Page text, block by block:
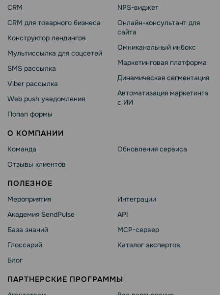
CRM
CRM для товарного бизнеса
Конструктор лендингов
Мультиссылка для соцсетей
SMS рассылка
Viber рассылка
Web push уведомления
Попап формы
NPS-виджет
Онлайн-консультант для
сайта
Омниканальный инбокс
Маркетинговая платформа
Динамическая сегментация
Автоматизация маркетинга
с ИИ
О КОМПАНИИ
Команда
Отзывы клиентов
Обновления сервиса
ПОЛЕЗНОЕ
Мероприятия
Академия SendPulse
База знаний
Глоссарий
Блог
Интеграции
API
MCP-сервер
Каталог экспертов
ПАРТНЕРСКИЕ ПРОГРАММЫ